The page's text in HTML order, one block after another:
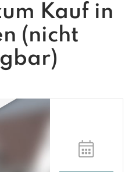
Kauf in
(nicht